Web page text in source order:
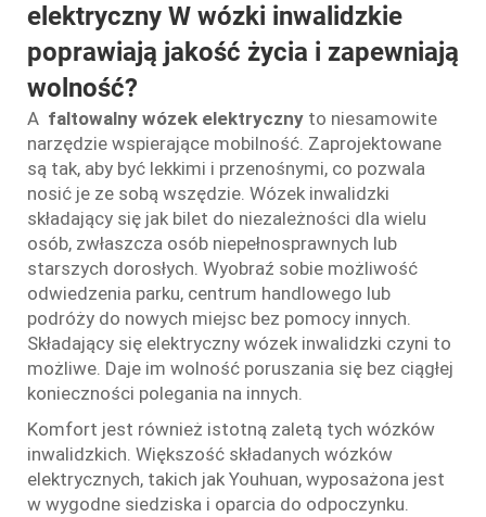
elektryczny W wózki inwalidzkie
poprawiają jakość życia i zapewniają
wolność?
A faltowalny wózek elektryczny to niesamowite
narzędzie wspierające mobilność. Zaprojektowane
są tak, aby być lekkimi i przenośnymi, co pozwala
nosić je ze sobą wszędzie. Wózek inwalidzki
składający się jak bilet do niezależności dla wielu
osób, zwłaszcza osób niepełnosprawnych lub
starszych dorosłych. Wyobraź sobie możliwość
odwiedzenia parku, centrum handlowego lub
podróży do nowych miejsc bez pomocy innych.
Składający się elektryczny wózek inwalidzki czyni to
możliwe. Daje im wolność poruszania się bez ciągłej
konieczności polegania na innych.
Komfort jest również istotną zaletą tych wózków
inwalidzkich. Większość składanych wózków
elektrycznych, takich jak Youhuan, wyposażona jest
w wygodne siedziska i oparcia do odpoczynku.